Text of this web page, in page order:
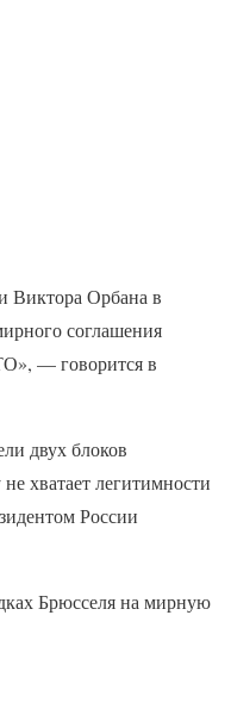
Виктора Орбана в
соглашения
— говорится в
двух блоков
хватает легитимности
России
Брюсселя на мирную